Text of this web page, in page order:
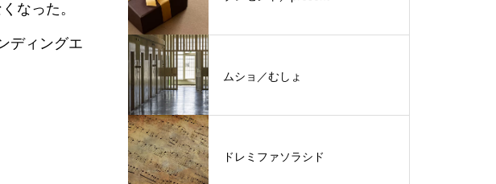
なった。
ディングエ
ムショ／むしょ
ドレミファソラシド